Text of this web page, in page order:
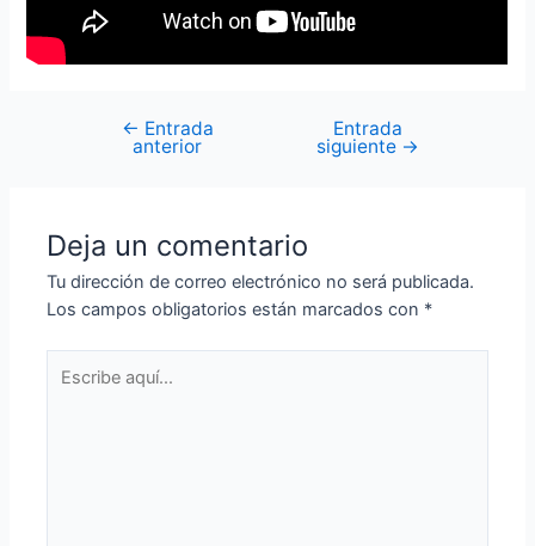
← Entrada
anterior
Entrada
siguiente →
Deja un comentario
Tu dirección de correo electrónico no será publicada.
Los campos obligatorios están marcados con *